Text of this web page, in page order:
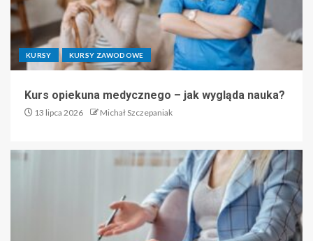
KURSY KURSY ZAWODOWE
Kurs opiekuna medycznego – jak wygląda nauka?
13 lipca 2026 Michał Szczepaniak